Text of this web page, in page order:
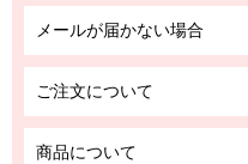
メールが届かない場合
ご注文について
商品について